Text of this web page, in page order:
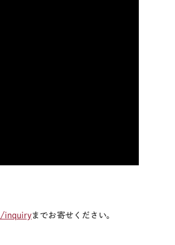
inquiryまでお寄せください。